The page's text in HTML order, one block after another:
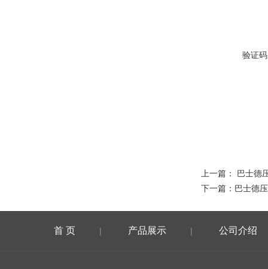
验证
上一篇： 巴士德
下一篇： 巴士德
首 页 | 产品展示 | 公司介绍